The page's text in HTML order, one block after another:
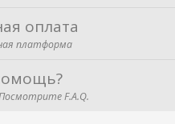
оплата
платформа
F.A.Q.